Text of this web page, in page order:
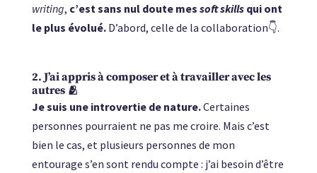
writing, c’est sans nul doute mes soft skillsqui ont
le plus évolué.D’abord, celle de la collaboration👇.
2. J’ai appris à composer et à travailler avec les
autres 🫂
Je suis une introvertie de nature.Certaines
personnes pourraient ne pas me croire. Mais c’est
bien le cas, et plusieurs personnes de mon
entourage s’en sont rendu compte : j’ai besoin d’être